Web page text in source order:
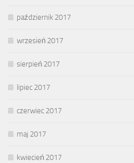
październik 2017
wrzesień 2017
sierpień 2017
lipiec 2017
czerwiec 2017
maj 2017
kwiecień 2017